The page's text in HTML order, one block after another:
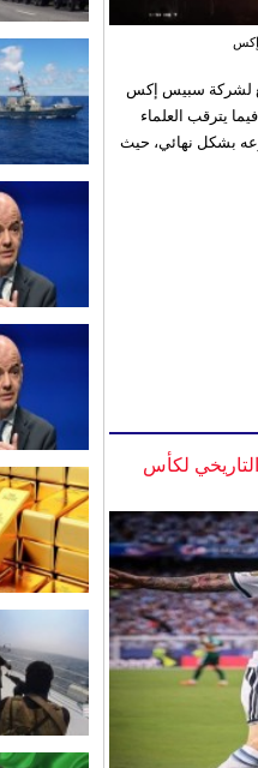
ضخماً تائهاً من صاروخ فالكون 9 تابع لشركة سبيس إكس
يترقب العلماء
بشكل نهائي، حيث
لكأس